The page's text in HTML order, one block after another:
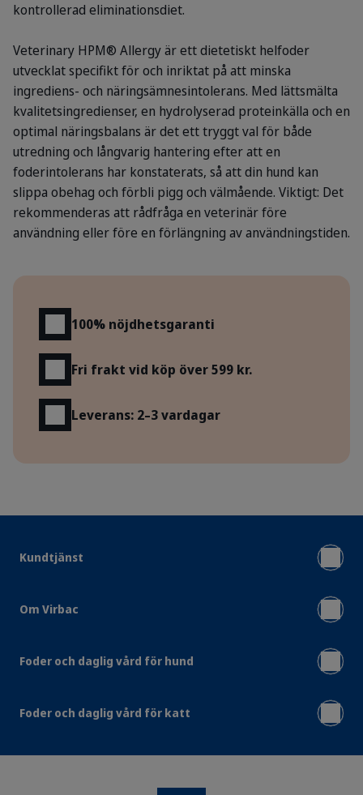
kontrollerad eliminationsdiet.
Veterinary HPM® Allergy är ett dietetiskt helfoder
utvecklat specifikt för och inriktat på att minska
ingrediens- och näringsämnesintolerans. Med lättsmälta
kvalitetsingredienser, en hydrolyserad proteinkälla och en
optimal näringsbalans är det ett tryggt val för både
utredning och långvarig hantering efter att en
foderintolerans har konstaterats, så att din hund kan
slippa obehag och förbli pigg och välmående. Viktigt: Det
rekommenderas att rådfråga en veterinär före
användning eller före en förlängning av användningstiden.
100% nöjdhetsgaranti
Fri frakt vid köp över 599 kr.
Leverans: 2–3 vardagar
Kundtjänst
Om Virbac
Foder och daglig vård för hund
Foder och daglig vård för katt